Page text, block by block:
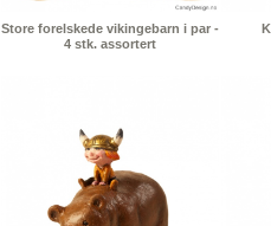
Store forelskede vikingebarn i par -
4 stk. assortert